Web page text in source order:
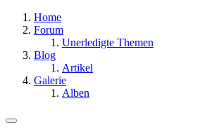
Home
Forum
Unerledigte Themen
Blog
Artikel
Galerie
Alben